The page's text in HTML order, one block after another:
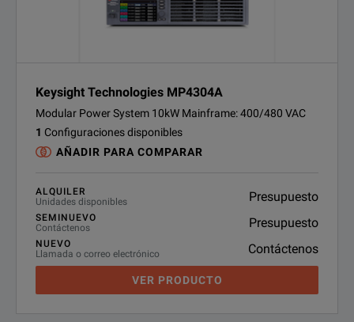
Keysight Technologies MP4304A
Modular Power System 10kW Mainframe: 400/480 VAC
1 Configuraciones disponibles
AÑADIR PARA COMPARAR
ALQUILER
Unidades disponibles
Presupuesto
SEMINUEVO
Contáctenos
Presupuesto
NUEVO
Llamada o correo electrónico
Contáctenos
VER PRODUCTO